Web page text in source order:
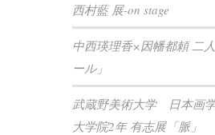
西村藍 展-on stage
中西瑛理香×因幡都頼 二
ール」
武蔵野美術大学 日本画
大学院2年 有志展「脈」